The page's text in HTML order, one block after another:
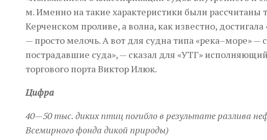
м. Именно на такие характеристики были
Керченском проливе, а волна, как известно,
— просто мелочь. А вот для судна типа «река–море»
пострадавшие суда», — сказал для «УТГ»
торгового порта Виктор Илюк.
Цифра
40—50 тыс. диких птиц погибло в результате разлива
Всемирного фонда дикой природы)